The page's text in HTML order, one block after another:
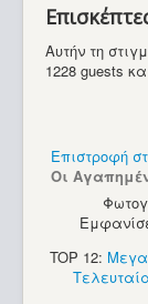
Αυτήν τη
1228 guests
Επιστροφή
Οι
TOP 12: